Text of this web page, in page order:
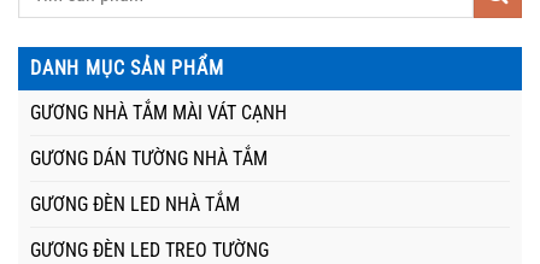
DANH MỤC SẢN PHẨM
GƯƠNG NHÀ TẮM MÀI VÁT CẠNH
GƯƠNG DÁN TƯỜNG NHÀ TẮM
GƯƠNG ĐÈN LED NHÀ TẮM
GƯƠNG ĐÈN LED TREO TƯỜNG